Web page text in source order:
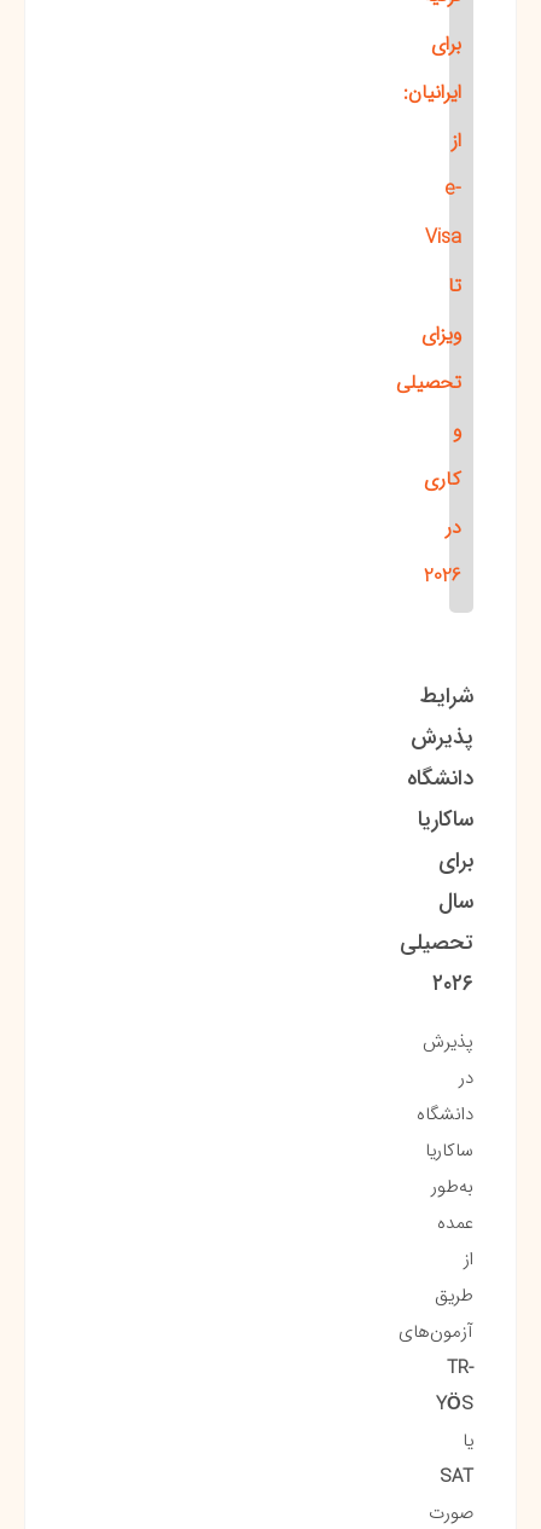
برای
ایرانیان:
از
e-
Visa
تا
ویزای
تحصیلی
و
کاری
در
2026
شرایط
پذیرش
دانشگاه
ساکاریا
برای
سال
تحصیلی
۲۰۲۶
پذیرش
در
دانشگاه
ساکاریا
به‌طور
عمده
از
طریق
آزمون‌های
TR-
YÖS
یا
SAT
صورت